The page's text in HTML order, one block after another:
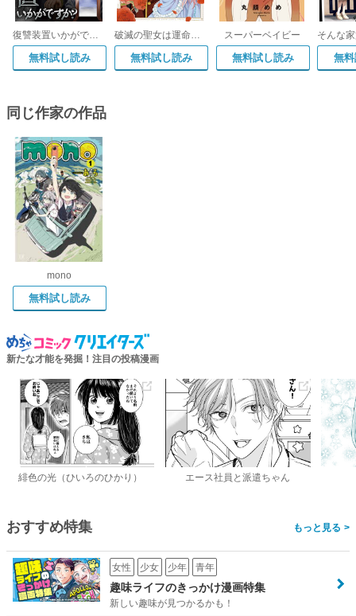
復讐装置いかがですか?【単行本版】
無料試し読み
破滅の聖女は運命の夫の溺愛から逃れたい【単行本版】
無料試し読み
スーパーベイビー
無料試し読み 無
同じ作家の作品
mono
無料試し読み
新たな才能を発掘！注目の投稿漫画
緋色の光（ひいろのひかり） エース社員と派遣ちゃん
おすすめ特集 >
女性 少女 少年 青年
趣味ライフのきっかけ漫画特集
新しい趣味が見つかるかも！